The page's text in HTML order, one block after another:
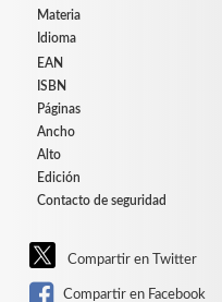
Materia
Idioma
EAN
ISBN
Páginas
Ancho
Alto
Edición
Contacto de seguridad
Compartir en Twitter
Compartir en Facebook